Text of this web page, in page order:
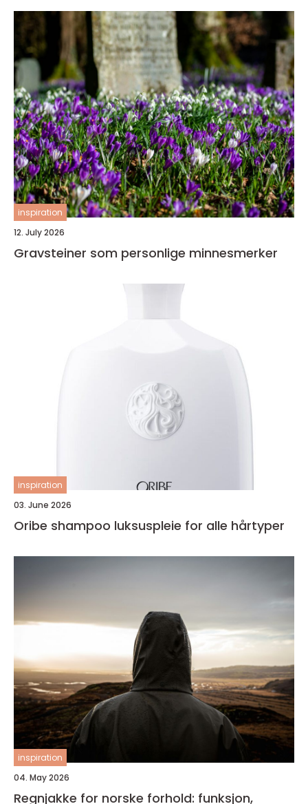
inspiration
12. July 2026
Gravsteiner som personlige minnesmerker
inspiration
03. June 2026
Oribe shampoo luksuspleie for alle hårtyper
inspiration
04. May 2026
Regnjakke for norske forhold: funksjon,